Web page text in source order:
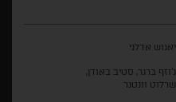
יאנוש אדלני
ג'וזף ברגר, סטיב באודן,
שרלוט וונטנר